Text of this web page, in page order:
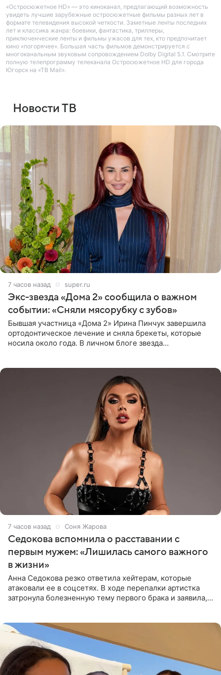
«Остросюжетное HD» — это киноканал, предлагающий возможность
увидеть лучшие зарубежные остросюжетные фильмы разных лет в
формате телевидения высокой четкости. Заметные ленты последних
лет и классика жанра: боевики, фантастика, триллеры,
приключенческие ленты и фильмы ужасов для тех, кто предпочитает
кино «погорячее». Большая часть фильмов демонстрируется с
многоканальным звуковым сопровождением Dolby Digital 5.1. Смотрите
полную телепрограмму телеканала Остросюжетное HD для города
Югорск на «ТВ Mail».
Новости ТВ
7 часов назад super.ru
Экс-звезда «Дома 2» сообщила о важном
событии: «Сняли мясорубку с зубов»
Бывшая участница «Дома 2» Ирина Пинчук завершила
ортодонтическое лечение и сняла брекеты, которые
носила около года. В личном блоге звезда
7 часов назад Соня Жарова
Седокова вспомнила о расставании с
первым мужем: «Лишилась самого важного
в жизни»
Анна Седокова резко ответила хейтерам, которые
атаковали ее в соцсетях. В ходе перепалки артистка
затронула болезненную тему первого брака и заявила,